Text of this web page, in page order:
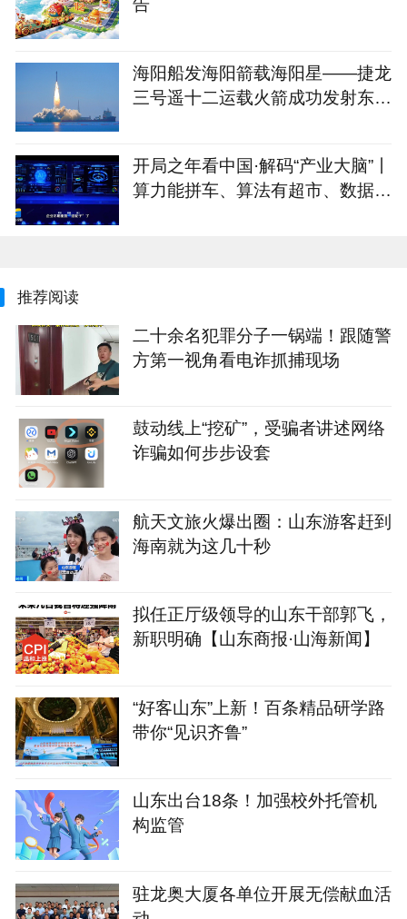
海阳船发海阳箭载海阳星——捷龙
三号遥十二运载火箭成功发射东方
开局之年看中国·解码“产业大脑”丨
算力能拼车、算法有超市、数据不
推荐阅读
二十余名犯罪分子一锅端！跟随警
方第一视角看电诈抓捕现场
鼓动线上“挖矿”，受骗者讲述网络
诈骗如何步步设套
航天文旅火爆出圈：山东游客赶到
海南就为这几十秒
拟任正厅级领导的山东干部郭飞，
新职明确【山东商报·山海新闻】
“好客山东”上新！百条精品研学路
带你“见识齐鲁”
山东出台18条！加强校外托管机
构监管
驻龙奥大厦各单位开展无偿献血活